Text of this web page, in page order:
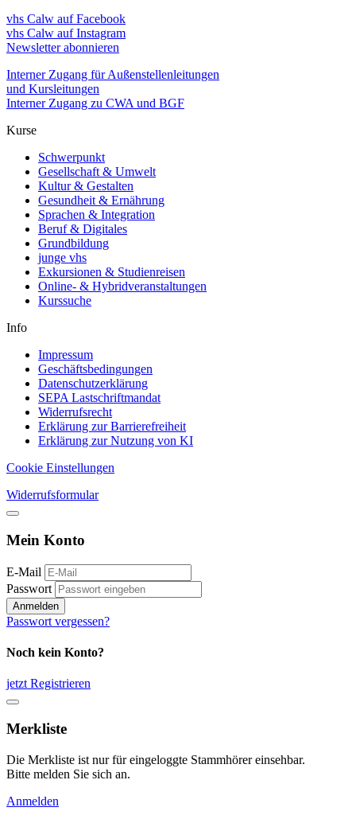
vhs Calw auf Facebook
vhs Calw auf Instagram
Newsletter abonnieren
Interner Zugang für Außenstellenleitungen
und Kursleitungen
Interner Zugang zu CWA und BGF
Kurse
Schwerpunkt
Gesellschaft & Umwelt
Kultur & Gestalten
Gesundheit & Ernährung
Sprachen & Integration
Beruf & Digitales
Grundbildung
junge vhs
Exkursionen & Studienreisen
Online- & Hybridveranstaltungen
Kurssuche
Info
Impressum
Geschäftsbedingungen
Datenschutzerklärung
SEPA Lastschriftmandat
Widerrufsrecht
Erklärung zur Barrierefreiheit
Erklärung zur Nutzung von KI
Cookie Einstellungen
Widerrufsformular
Mein Konto
E-Mail
Passwort
Anmelden
Passwort vergessen?
Noch kein Konto?
jetzt Registrieren
Merkliste
Die Merkliste ist nur für eingeloggte Stammhörer einsehbar.
Bitte melden Sie sich an.
Anmelden